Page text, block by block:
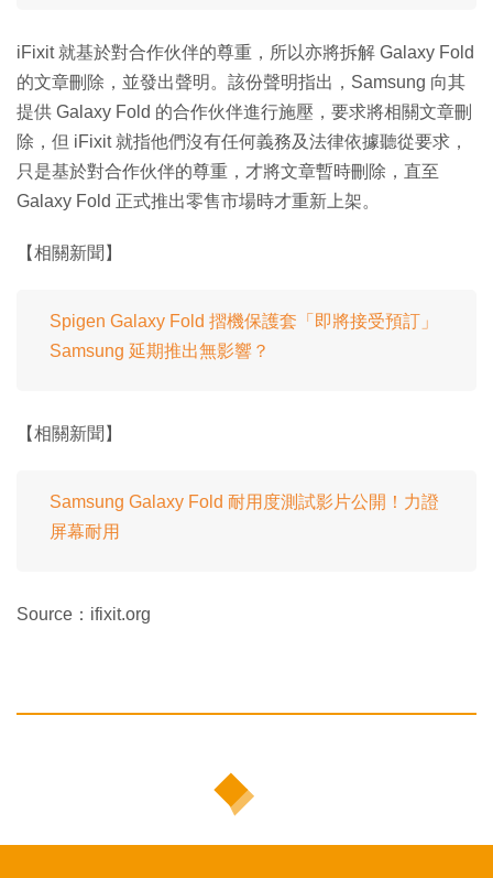
iFixit 就基於對合作伙伴的尊重，所以亦將拆解 Galaxy Fold
的文章刪除，並發出聲明。該份聲明指出，Samsung 向其
提供 Galaxy Fold 的合作伙伴進行施壓，要求將相關文章刪
除，但 iFixit 就指他們沒有任何義務及法律依據聽從要求，
只是基於對合作伙伴的尊重，才將文章暫時刪除，直至
Galaxy Fold 正式推出零售市場時才重新上架。
【相關新聞】
Spigen Galaxy Fold 摺機保護套「即將接受預訂」
Samsung 延期推出無影響？
【相關新聞】
Samsung Galaxy Fold 耐用度測試影片公開！力證
屏幕耐用
Source：ifixit.org